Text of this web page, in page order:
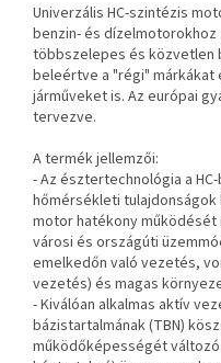
Univerzális HC-szintézis
benzin- és
többszelepes és
beleértve a "régi" márkákat
járműveket is. Az európai
tervezve.
A termék jellemzői:
- Az észtertechnológia a
hőmérsékleti
motor hatékony működését
városi és országúti
emelkedőn való vezetés,
vezetés) és magas
- Kiválóan alkalmas aktív
bázistartalmának (TBN)
működőképességét